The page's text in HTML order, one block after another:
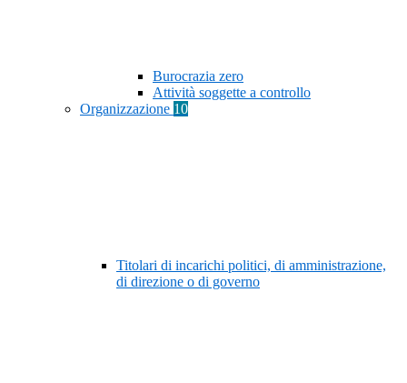
Burocrazia zero
Attività soggette a controllo
Organizzazione 10
Titolari di incarichi politici, di amministrazione,
di direzione o di governo